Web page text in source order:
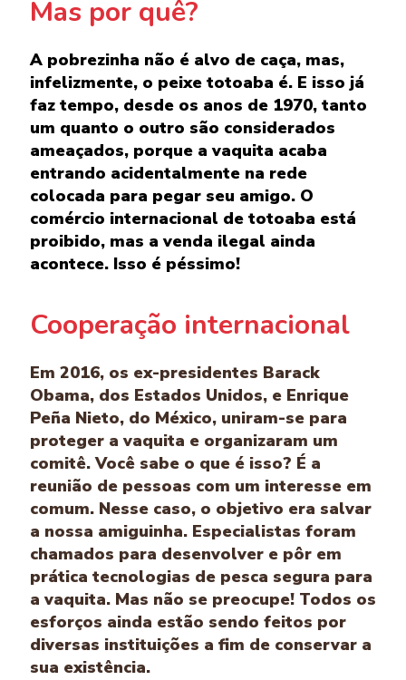
Mas por quê?
A pobrezinha não é alvo de caça, mas,
infelizmente, o peixe totoaba é. E isso já
faz tempo, desde os anos de 1970, tanto
um quanto o outro são considerados
ameaçados, porque a vaquita acaba
entrando acidentalmente na rede
colocada para pegar seu amigo. O
comércio internacional de totoaba está
proibido, mas a venda ilegal ainda
acontece. Isso é péssimo!
Cooperação internacional
Em 2016, os ex-presidentes Barack
Obama, dos Estados Unidos, e Enrique
Peña Nieto, do México, uniram-se para
proteger a vaquita e organizaram um
comitê. Você sabe o que é isso? É a
reunião de pessoas com um interesse em
comum. Nesse caso, o objetivo era salvar
a nossa amiguinha. Especialistas foram
chamados para desenvolver e pôr em
prática tecnologias de pesca segura para
a vaquita. Mas não se preocupe! Todos os
esforços ainda estão sendo feitos por
diversas instituições a fim de conservar a
sua existência.